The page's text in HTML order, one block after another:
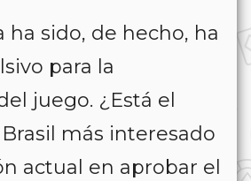
ha sido, de hecho, ha
para la
juego. ¿Está el
más interesado
actual en aprobar el